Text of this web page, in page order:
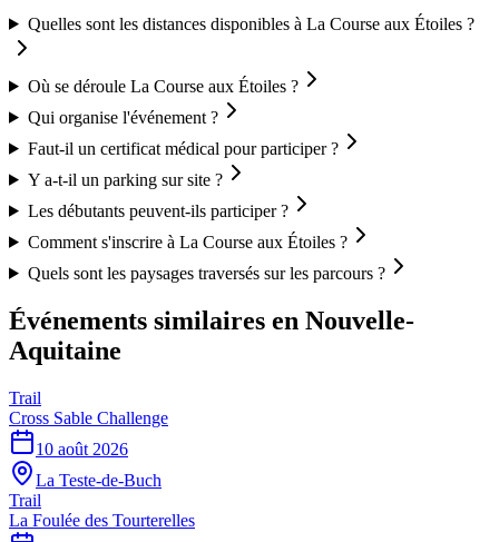
Quelles sont les distances disponibles à La Course aux Étoiles ?
Où se déroule La Course aux Étoiles ?
Qui organise l'événement ?
Faut-il un certificat médical pour participer ?
Y a-t-il un parking sur site ?
Les débutants peuvent-ils participer ?
Comment s'inscrire à La Course aux Étoiles ?
Quels sont les paysages traversés sur les parcours ?
Événements similaires en Nouvelle-
Aquitaine
Trail
Cross Sable Challenge
10 août 2026
La Teste-de-Buch
Trail
La Foulée des Tourterelles